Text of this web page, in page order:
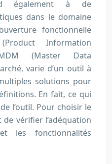
également à de
dans le domaine
fonctionnelle
Information
(Master Data
varie d’un outil à
solutions pour
En fait, ce qui
l’outil. Pour choisir le
vérifier l’adéquation
les fonctionnalités